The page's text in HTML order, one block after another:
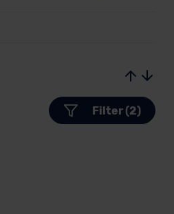
Filter (2)